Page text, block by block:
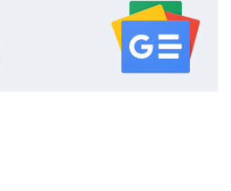
serwisu